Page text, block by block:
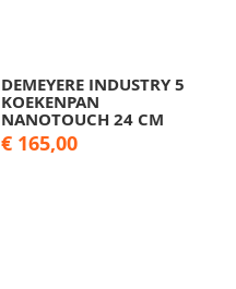
DEMEYERE INDUSTRY 5
KOEKENPAN
NANOTOUCH 24 CM
€ 165,00